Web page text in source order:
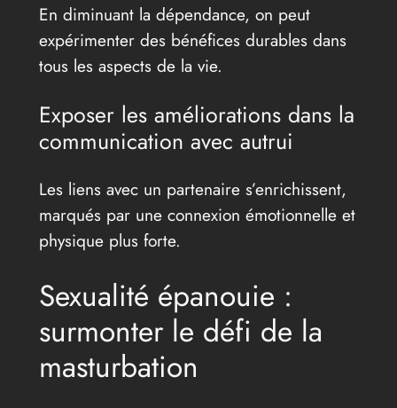
En diminuant la dépendance, on peut
expérimenter des bénéfices durables dans
tous les aspects de la vie.
Exposer les améliorations dans la
communication avec autrui
Les liens avec un partenaire s’enrichissent,
marqués par une connexion émotionnelle et
physique plus forte.
Sexualité épanouie :
surmonter le défi de la
masturbation